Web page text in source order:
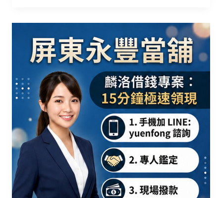
錢
免
】
屏
東
永
豐